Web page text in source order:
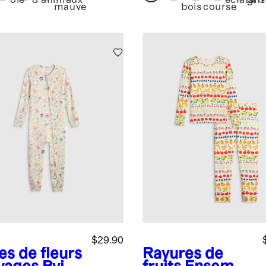
mauve
boiscourse
de fleurs
$29.90
Rayures de